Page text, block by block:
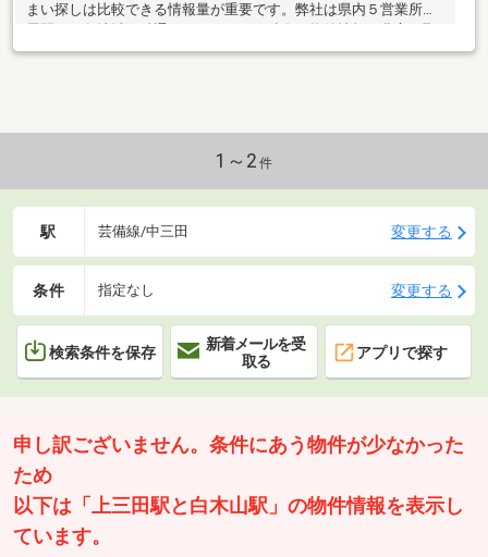
まい探しは比較できる情報量が重要です。弊社は県内５営業所を
り揃えております♪他社掲載物件も殆どご紹介可能ですので、他物
チン ※南向き ※井戸水の為、水道代不要 ※内部ハウスクリー
ニング・クロス張替え予定 ※三田小学校約2 611ｍ ※三田保育
1～2 件
駅 芸備線/中三田 変更する
条件 指定なし 変更する
検索条件を保存
新着メールを受
取る
アプリで探す
申し訳ございません。条件にあう物件が少なかった
ため
以下は「上三田駅と白木山駅」の物件情報を表示し
ています。